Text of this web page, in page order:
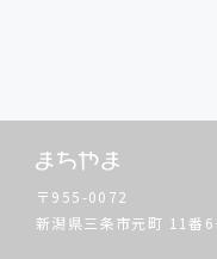
〒955-0072
新潟県三条市元町 11番6